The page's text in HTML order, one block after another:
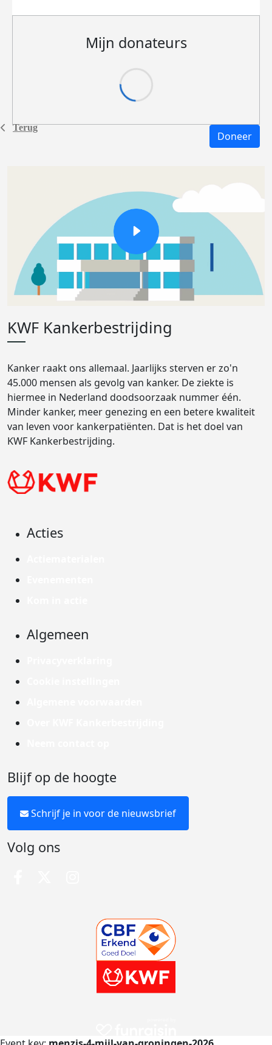
Terug
Mijn donateurs
Doneer
KWF Kankerbestrijding
Kanker raakt ons allemaal. Jaarlijks sterven er zo'n
45.000 mensen als gevolg van kanker. De ziekte is
hiermee in Nederland doodsoorzaak nummer één.
Minder kanker, meer genezing en een betere kwaliteit
van leven voor kankerpatiënten. Dat is het doel van
KWF Kankerbestrijding.
Acties
Algemeen
Blijf op de hoogte
Schrijf je in voor de nieuwsbrief
Volg ons